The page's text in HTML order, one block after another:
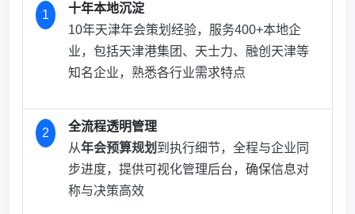
1
十年本地沉淀
10年天津年会策划经验，服务400+本地企
业，包括天津港集团、天士力、融创天津等
知名企业，熟悉各行业需求特点
2
全流程透明管理
从年会预算规划 到执行细节，全程与企业同
步进度，提供可视化管理后台，确保信息对
称与决策高效